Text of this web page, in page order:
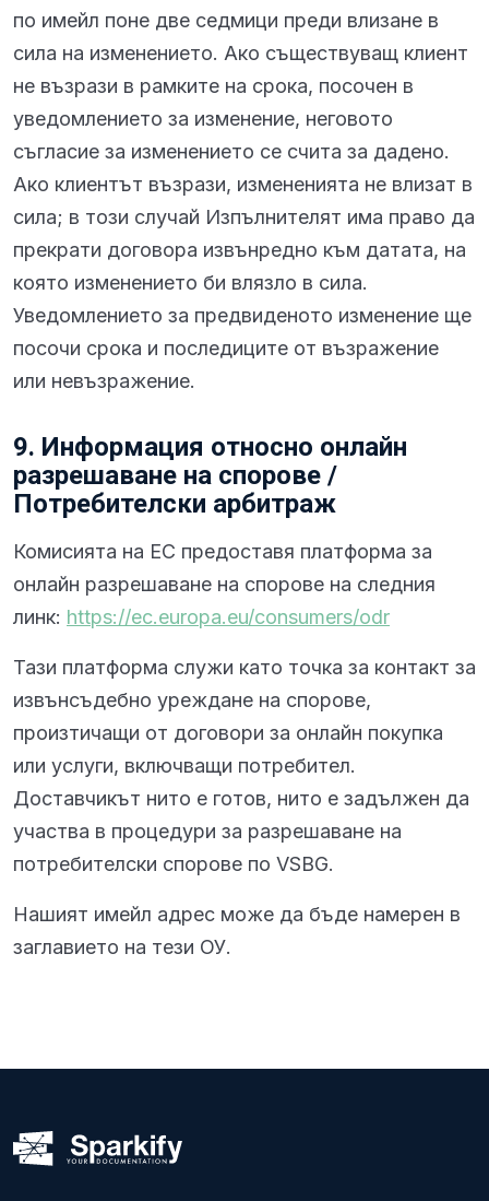
по имейл поне две седмици преди влизане в
сила на изменението. Ако съществуващ клиент
не възрази в рамките на срока, посочен в
уведомлението за изменение, неговото
съгласие за изменението се счита за дадено.
Ако клиентът възрази, измененията не влизат в
сила; в този случай Изпълнителят има право да
прекрати договора извънредно към датата, на
която изменението би влязло в сила.
Уведомлението за предвиденото изменение ще
посочи срока и последиците от възражение
или невъзражение.
9. Информация относно онлайн
разрешаване на спорове /
Потребителски арбитраж
Комисията на ЕС предоставя платформа за
онлайн разрешаване на спорове на следния
линк: https://ec.europa.eu/consumers/odr
Тази платформа служи като точка за контакт за
извънсъдебно уреждане на спорове,
произтичащи от договори за онлайн покупка
или услуги, включващи потребител.
Доставчикът нито е готов, нито е задължен да
участва в процедури за разрешаване на
потребителски спорове по VSBG.
Нашият имейл адрес може да бъде намерен в
заглавието на тези ОУ.